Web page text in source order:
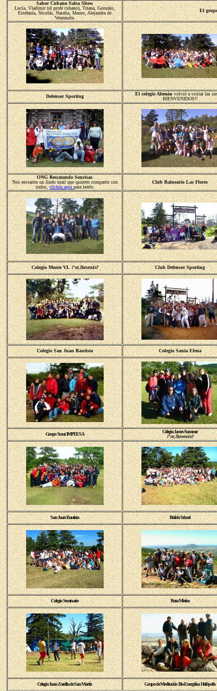
Sabor Cubano Salsa Show
Lucía, Vladimir (el profe cubano), Triana, Gonzalo,
Estefanía, Nicolás, Natalia, Mauro, Alejandra de
Venezuela.
El
Defensor Sporting El colegio Alemánvolvió a visitar las
BIENVENIDOS!!
ONG Rescatando Sonrisas
Nos enviaron un lindo mail que quieren compartir con
todos,clickéa aquipara leerlo
Club Balneario Las Flores
Colegio Monte VI. 1ª vez, Bienvenidos!! Club Defensor Sporting
Colegio San Juan Bautista Colegio Santa Elena
Grupo Scout IMPEESA
Colegio James Summer
1ª vez, Bienvenidos!!
San Juan Bautista British School
Colegio Seminario Ruta Mística
Colegio Juan Zorrilla de San Martín Grupo de Meditación Bio-Energética Heliópolis